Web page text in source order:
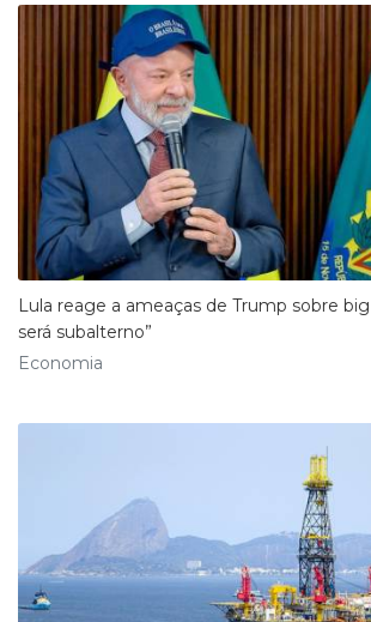
Lula reage a ameaças de Trump sobre big
será subalterno”
Economia